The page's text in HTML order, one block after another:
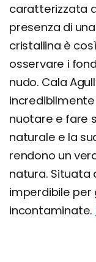
caratterizzata
presenza di
cristallina è
osservare i
nudo. Cala
nuotare e fare
naturale e la
rendono un
natura. Situata
imperdibile per
incontaminate.